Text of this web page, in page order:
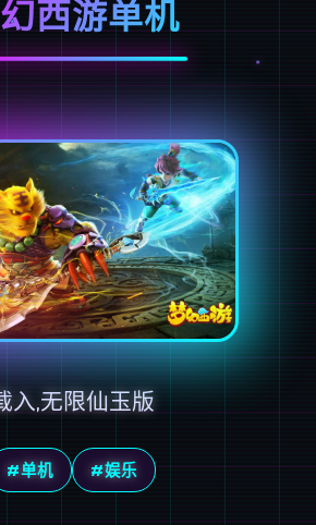
西游单机
入,无限仙玉版
#单机 #娱乐